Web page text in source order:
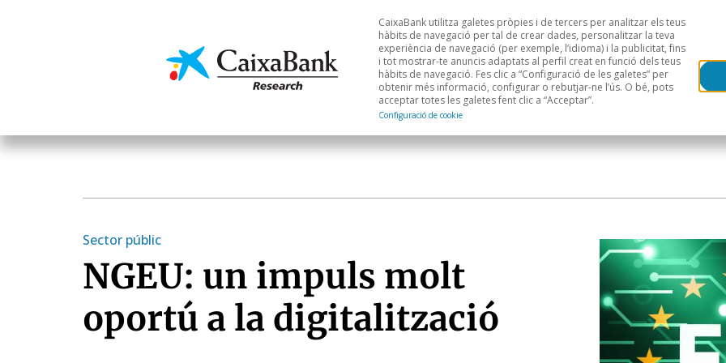
Economia i mercats Anàlisi sectorial Àrees geogràfiques
CaixaBank utilitza galetes pròpies i de tercers per analitzar els teus
hàbits de navegació per tal de crear dades, personalitzar la teva
experiència de navegació (per exemple, l’idioma) i la publicitat, fins
i tot mostrar-te anuncis adaptats al perfil creat en funció dels teus
hàbits de navegació. Fes clic a “Configuració de les galetes” per
obtenir més informació, configurar o rebutjar-ne l’ús. O bé, pots
acceptar totes les galetes fent clic a “Acceptar”.
Configuració de cookie
Sector públic
NGEU: un impuls molt
oportú a la digitalització